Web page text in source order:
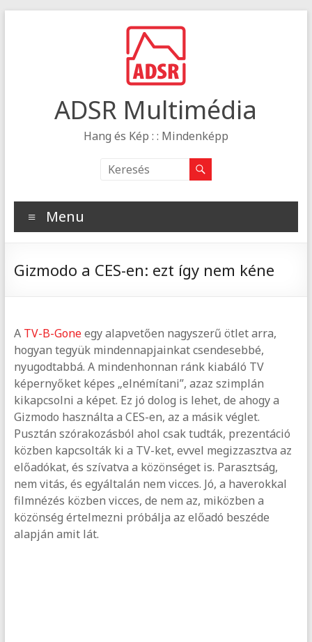
ADSR Multimédia
Hang és Kép : : Mindenképp
Menu
Gizmodo a CES-en: ezt így nem kéne
A TV-B-Goneegy alapvetően nagyszerű ötlet arra,
hogyan tegyük mindennapjainkat csendesebbé,
nyugodtabbá. A mindenhonnan ránk kiabáló TV
képernyőket képes „elnémítani”, azaz szimplán
kikapcsolni a képet. Ez jó dolog is lehet, de ahogy a
Gizmodo használta a CES-en, az a másik véglet.
Pusztán szórakozásból ahol csak tudták, prezentáció
közben kapcsolták ki a TV-ket, evvel megizzasztva az
előadókat, és szívatva a közönséget is. Parasztság,
nem vitás, és egyáltalán nem vicces. Jó, a haverokkal
filmnézés közben vicces, de nem az, miközben a
közönség értelmezni próbálja az előadó beszéde
alapján amit lát.